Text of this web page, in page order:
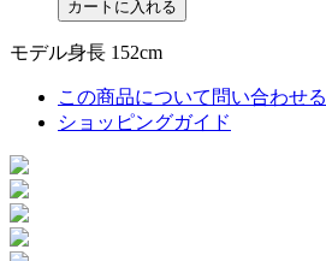
モデル身長 152cm
この商品について問い合わせる
ショッピングガイド